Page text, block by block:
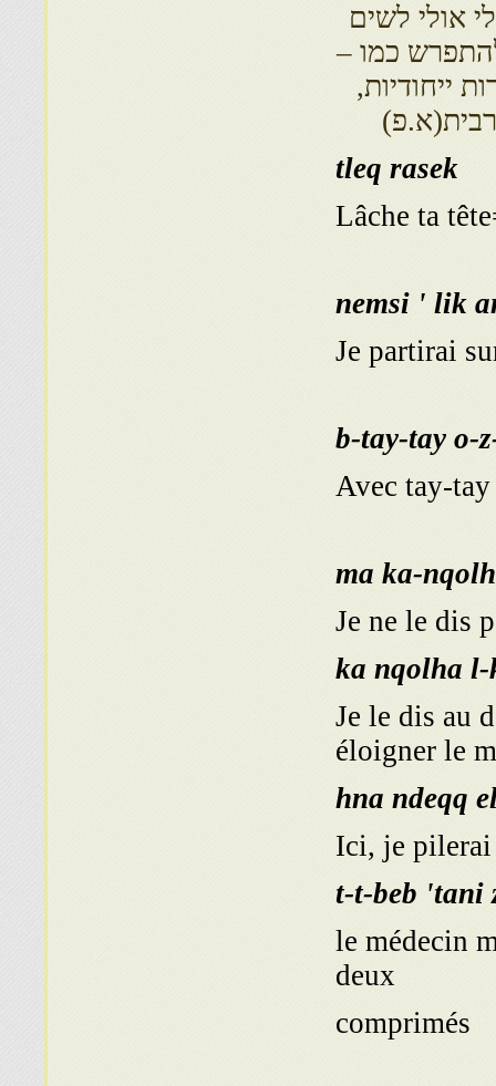
אולי לשים
כמו –
ייחודיות,
tleq rasek
Lâche ta
nemsi ' lik
Je partirai
b-tay-tay o-
Avec tay-
ma ka-
Je ne le dis
ka nqolha
Je le dis au
éloigner le
hna ndeqq
Ici, je
t-t-beb 'tani
le médecin
deux
comprimés